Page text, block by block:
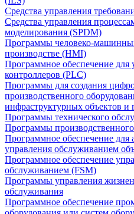
Средства управления
Средства управления
моделирования (SPDM)
Программы человеко-
производстве (HMI)
Программное обеспечение для
контроллеров (PLC)
Программы для создания
производственного
инфраструктурных объектов и
Программы технического
Программы
Программное обеспечение для
управления обслуживанием
Программное обеспечение
обслуживанием (FSM)
Программы управления
обслуживания
Программное обеспечение